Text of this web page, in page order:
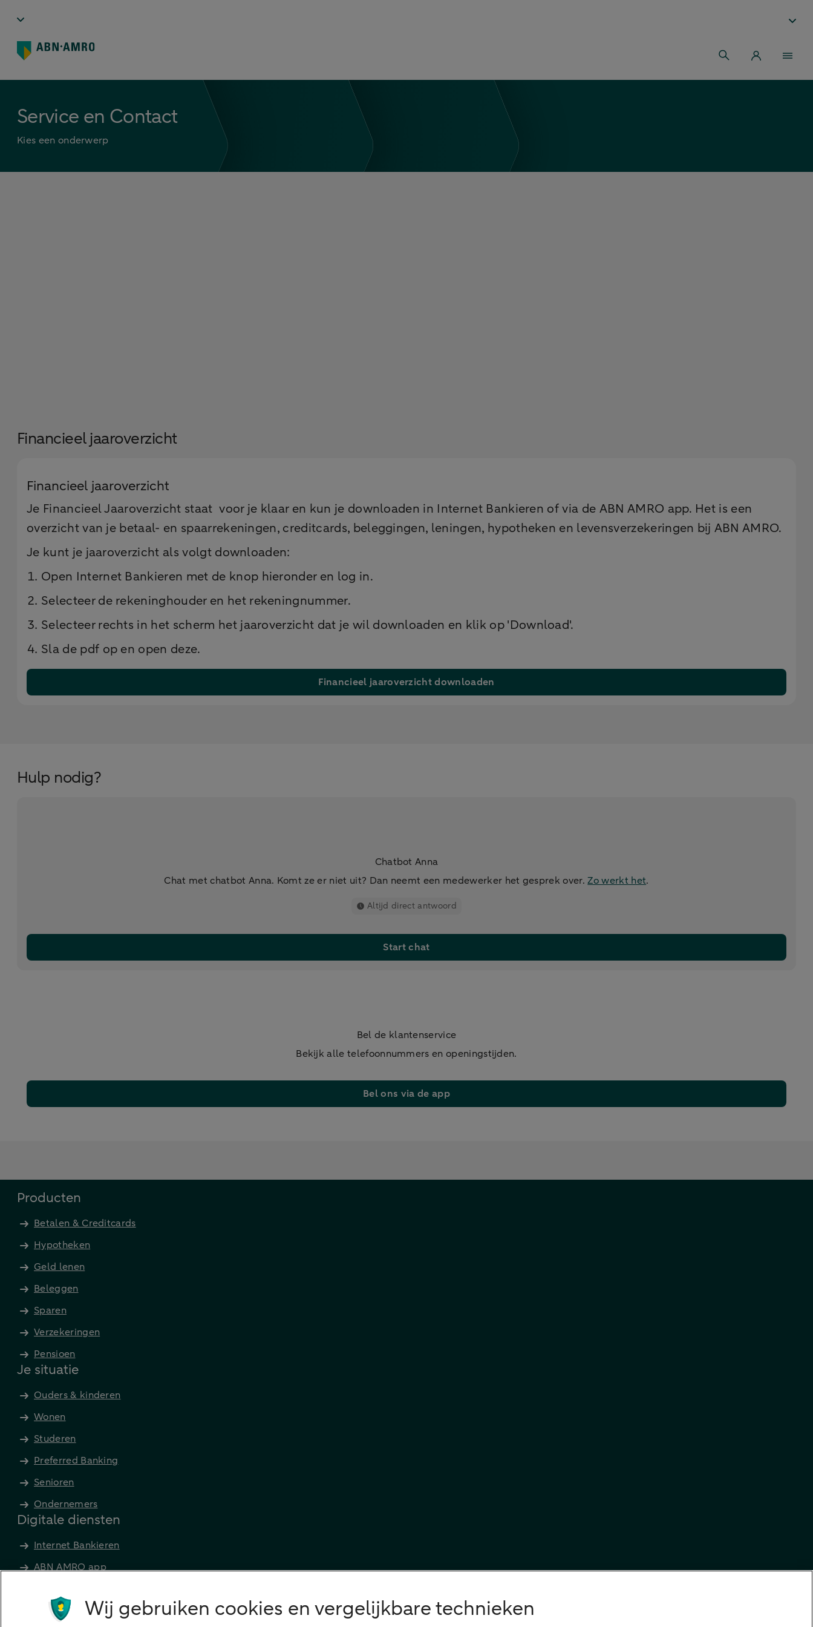
Service en Contact
Kies een onderwerp
Financieel jaaroverzicht
Financieel jaaroverzicht
Je Financieel Jaaroverzicht staat voor je klaar en kun je downloaden in Internet Bankieren of via de ABN AMRO app. Het is een
overzicht van je betaal- en spaarrekeningen, creditcards, beleggingen, leningen, hypotheken en levensverzekeringen bij ABN AMRO.
Je kunt je jaaroverzicht als volgt downloaden:
Open Internet Bankieren met de knop hieronder en log in.
Selecteer de rekeninghouder en het rekeningnummer.
Selecteer rechts in het scherm het jaaroverzicht dat je wil downloaden en klik op 'Download'.
Sla de pdf op en open deze.
Financieel jaaroverzicht downloaden
Hulp nodig?
Chatbot Anna
Chat met chatbot Anna. Komt ze er niet uit? Dan neemt een medewerker het gesprek over.Zo werkt het.
Altijd direct antwoord
Start chat
Bel de klantenservice
Bekijk alle telefoonnummers en openingstijden.
Bel ons via de app
Producten
Betalen & Creditcards
Hypotheken
Geld lenen
Beleggen
Sparen
Verzekeringen
Pensioen
Je situatie
Ouders & kinderen
Wonen
Studeren
Preferred Banking
Senioren
Ondernemers
Digitale diensten
Internet Bankieren
ABN AMRO app
Apple Pay
Wij gebruiken cookies en vergelijkbare technieken